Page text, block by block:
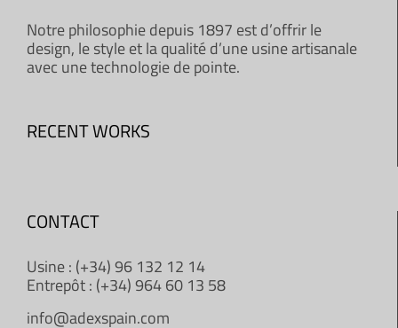
Notre philosophie depuis 1897 est d’offrir le
design, le style et la qualité d’une usine artisanale
avec une technologie de pointe.
RECENT WORKS
CONTACT
Usine : (+34) 96 132 12 14
Entrepôt : (+34) 964 60 13 58
info@adexspain.com